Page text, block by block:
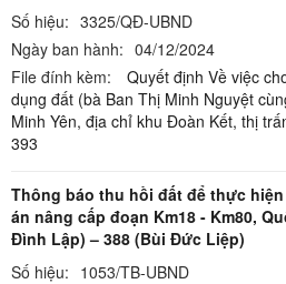
Số hiệu: 3325/QĐ-UBND
Ngày ban hành: 04/12/2024
File đính kèm:
Quyết định Về việc
dụng đất (bà Ban Thị Minh Nguyệt
Minh Yên, địa chỉ khu Đoàn Kết, thị
393
Thông báo thu hồi đất để thực
án nâng cấp đoạn Km18 - Km80,
Đình Lập) – 388 (Bùi Đức Liệp)
Số hiệu: 1053/TB-UBND